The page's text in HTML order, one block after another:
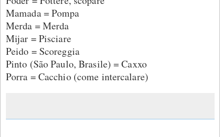
Mamada = Pompa
Merda = Merda
Mijar = Pisciare
Peido = Scoreggia
Pinto (São Paulo, Brasile) = Caxxo
Porra = Cacchio (come intercalare)